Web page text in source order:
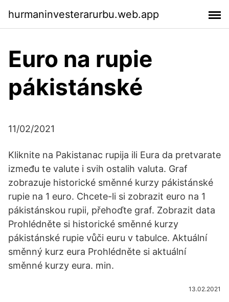
hurmaninvesterarurbu.web.app
Euro na rupie
pákistánské
11/02/2021
Kliknite na Pakistanac rupija ili Eura da pretvarate
između te valute i svih ostalih valuta. Graf
zobrazuje historické směnné kurzy pákistánské
rupie na 1 euro. Chcete-li si zobrazit euro na 1
pákistánskou rupii, přehoďte graf. Zobrazit data
Prohlédněte si historické směnné kurzy
pákistánské rupie vůči euru v tabulce. Aktuální
směnný kurz eura Prohlédněte si aktuální
směnné kurzy eura. min.
13.02.2021